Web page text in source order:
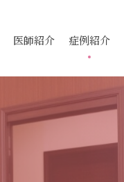
ニキビ跡
酒さ（赤ら顔）
メソアクティス
ケミカルピーリング
医師紹介 症例紹介
酒さ
下眼瞼脱脂術